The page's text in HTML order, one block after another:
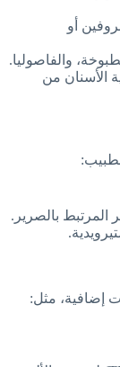
أو
والفاصوليا.
الأسنان من
المرتبط بالصرير.
إضافية، مثل: